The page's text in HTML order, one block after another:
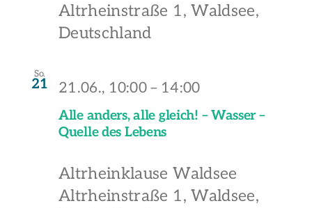
Altrheinstraße 1, Waldsee,
Deutschland
So.
21
Alle anders, alle gleich! – Wasser –
Quelle des Lebens
21.06., 10:00 – 14:00
Altrheinklause Waldsee
Altrheinstraße 1, Waldsee,